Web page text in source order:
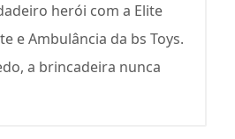
herói com a Elite
e Ambulância da bs Toys.
a brincadeira nunca